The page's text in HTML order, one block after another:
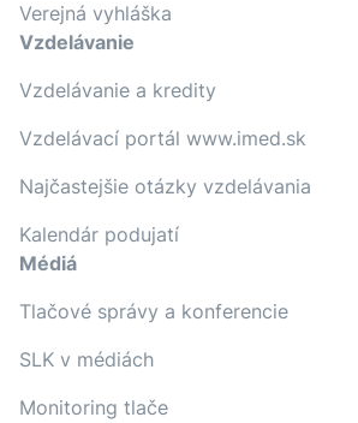
Verejná vyhláška
Vzdelávanie
Vzdelávanie a kredity
Vzdelávací portál www.imed.sk
Najčastejšie otázky vzdelávania
Kalendár podujatí
Médiá
Tlačové správy a konferencie
SLK v médiách
Monitoring tlače